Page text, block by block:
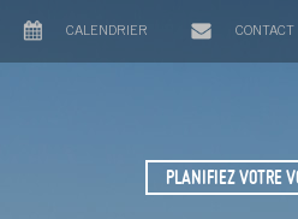
CALENDRIER CONTACT
PLANIFIEZ VOTRE